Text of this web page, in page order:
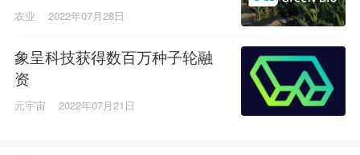
农业 2022年07月28日
象呈科技获得数百万种子轮融
资
元宇宙 2022年07月21日